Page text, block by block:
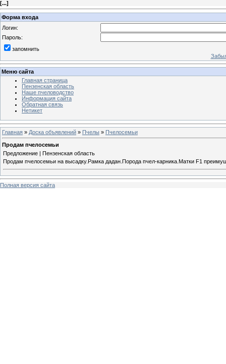
[...]
Форма входа
Логин:
Пароль:
запомнить
Меню сайта
Главная страница
Пензенская область
Наше пчеловодство
Информация сайта
Обратная связь
Нетикет
Главная » Доска объявлений » Пчелы » Пчелосемьи
Продам пчелосемьи
Предложение | Пензенская область
Продам пчелосемьи на высадку.Рамка дадан.Порода пчел-карника.Матки F1
Полная версия сайта